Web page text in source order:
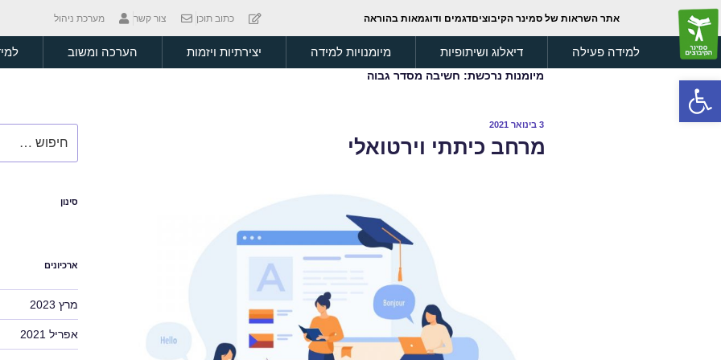
פתח סרגל נגישות
אתר השראות של סמינר הקיבוציםדגמים ודוגמאות בהוראה כתוב תוכן צור קשר מערכת ניהול
למידה פעילה דיאלוג ושיתופיות מיומנויות למידה יצירתיות ויזמות הערכה ומשוב
מיומנות נרכשת: חשיבה מסדר גבוה
3 בינואר 2021
מרחב כיתתי וירטואלי
סינון
ארכיונים
מרץ 2023
אפריל 2021